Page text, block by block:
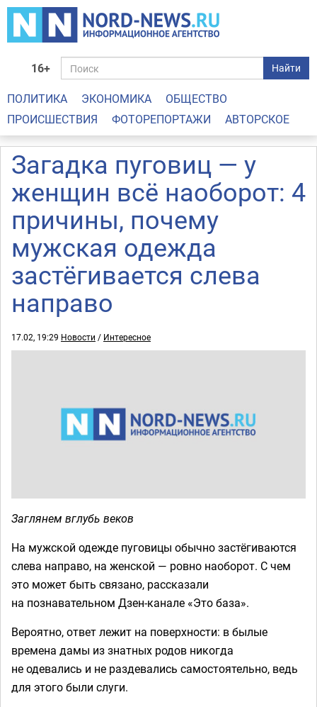
16+ Найти
ПОЛИТИКА ЭКОНОМИКА
ОБЩЕСТВО
ПРОИСШЕСТВИЯ
ФОТОРЕПОРТАЖИ АВТОРСКОЕ
Загадка пуговиц — у
женщин всё наоборот: 4
причины, почему
мужская одежда
застёгивается слева
направо
17.02, 19:29 Новости / Интересное
Заглянем вглубь веков
На мужской одежде пуговицы обычно застёгиваются
слева направо, на женской — ровно наоборот. С чем
это может быть связано, рассказали
на познавательном Дзен-канале «Это база».
Вероятно, ответ лежит на поверхности: в былые
времена дамы из знатных родов никогда
не одевались и не раздевались самостоятельно, ведь
для этого были слуги.